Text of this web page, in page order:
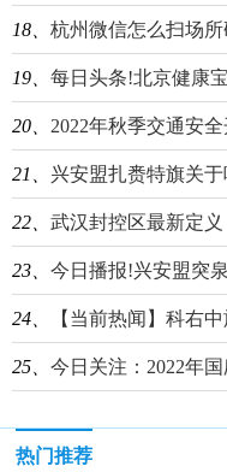
18、 杭州微信怎么扫场所
19、 每日头条!北京健康宝黄码
20、 2022年秋季交通安
21、 兴安盟扎赉特旗关于
22、 武汉封控区最新定义（
23、 今日播报!兴安盟突泉县关
24、 【当前热闻】科右中旗关
25、 今日关注：2022年国庆节出
热门推荐